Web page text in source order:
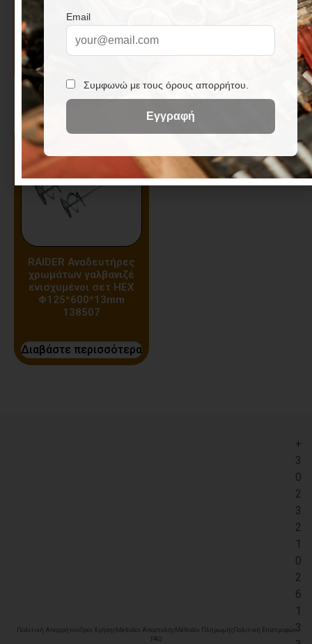
RAIDER Αναδευτήρας
χρωμάτων γαλβανιζέ
ενισχυμένος SDS-PLUS
Φ100*600mm 138505
RAIDER Αναδευτήρας
ενισχυμένος SDS-PLUS
RAIDER Αναδευτήρες
χρωμάτων γαλβανιζέ
ενισχυμένοι σετ HEX
Φ125*600*13mm
138507
Διαβάστε περισσότερα
Πολιτική ΑπορρήτουΌροι Χρήσης Μέθοδοι Αποστολής Μέθοδοι Πληρωμής Πολιτική Επιστροφών
FAQ
+
3
0
2
3
2
1
0
2
6
1
3